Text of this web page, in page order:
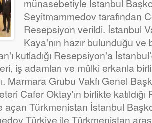
münasebetiyle İstanbul
Seyitmammedov tarafından
Resepsiyon verildi. İstanbul
Kaya'nın hazır bulunduğu
kutladığı Resepsiyon'a
iş adamları ve mülki erkanla
Marmara Grubu Vakfı Genel
Cafer Oktay'ın birlikte
açan Türkmenistan İstanbul
Türkiye ile Türkmenistan